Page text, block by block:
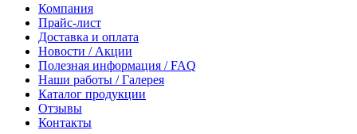
Компания
Прайс-лист
Доставка и оплата
Новости / Акции
Полезная информация / FAQ
Наши работы / Галерея
Каталог продукции
Отзывы
Контакты